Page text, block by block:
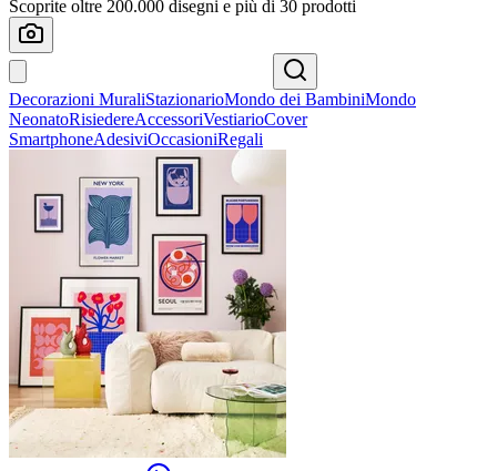
Scoprite oltre 200.000 disegni e più di 30 prodotti
Decorazioni MuraliStazionarioMondo dei BambiniMondo
NeonatoRisiedereAccessoriVestiarioCover
SmartphoneAdesiviOccasioniRegali